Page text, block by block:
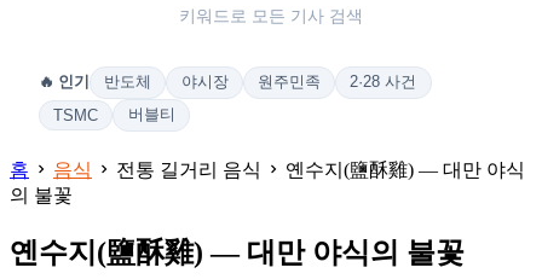
키워드로 모든 기사 검색
🔥 인기 반도체 야시장 원주민족
2·28 사건
TSMC
버블티
홈 음식 전통 길거리 음식
옌수지(鹽酥雞) — 대만 야식
의 불꽃
옌수지(鹽酥雞) — 대만 야식의 불꽃